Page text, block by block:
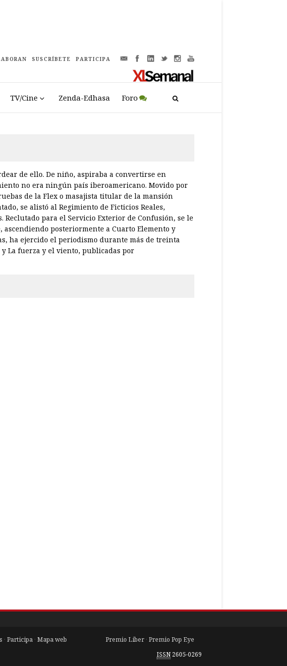
SUSCRÍBETE PARTICIPA
TV/Cine Zenda-Edhasa Foro
de ello. De niño, aspiraba a convertirse en
no era ningún país iberoamericano. Movido por
de la Flex o masajista titular de la mansión
se alistó al Regimiento de Ficticios Reales,
para el Servicio Exterior de Confusión, se le
posteriormente a Cuarto Elemento y
ha ejercido el periodismo durante más de treinta
La fuerza y el viento, publicadas por
· Participa · Mapa web Premio Liber · Premio Pop Eye
ISSN 2605-0269